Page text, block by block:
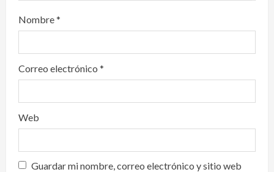
Nombre*
Correo electrónico *
Web
Guardar mi nombre, correo electrónico y sitio web